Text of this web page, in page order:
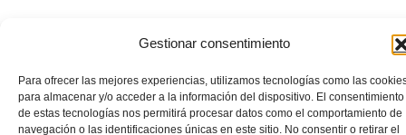
Gestionar consentimiento
Para ofrecer las mejores experiencias, utilizamos tecnologías como las
para almacenar y/o acceder a la información del dispositivo. El consentimiento
de estas tecnologías nos permitirá procesar datos como el comportamiento de
navegación o las identificaciones únicas en este sitio. No consentir o retirar el